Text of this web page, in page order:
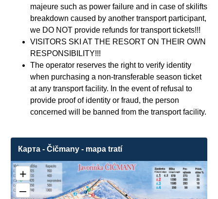
majeure such as power failure and in case of skilifts
breakdown caused by another transport participant,
we DO NOT provide refunds for transport tickets!!!
VISITORS SKI AT THE RESORT ON THEIR OWN
RESPONSIBILITY!!!
The operator reserves the right to verify identity
when purchasing a non-transferable season ticket
at any transport facility. In the event of refusal to
provide proof of identity or fraud, the person
concerned will be banned from the transport facility.
Карта - Čičmany - mapa tratí
3
1
❌
+
–